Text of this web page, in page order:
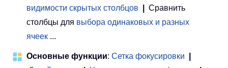
видимости скрытых столбцов
Сравнить
столбцы для выбора одинаковых и разных
ячеек ...
Основные функции: Сетка фокусировки